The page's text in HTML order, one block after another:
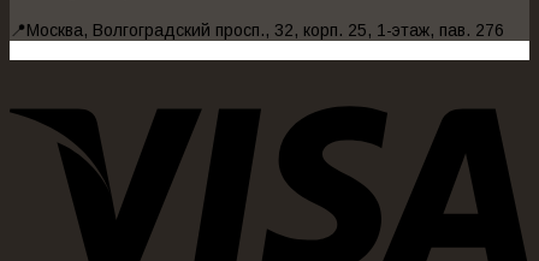
📍Москва, Волгоградский просп., 32, корп. 25, 1-этаж, пав. 276